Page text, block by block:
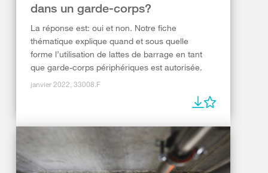
dans un garde-corps?
La réponse est: oui et non. Notre fiche
thématique explique quand et sous quelle
forme l’utilisation de lattes de barrage en tant
que garde-corps périphériques est autorisée.
janvier 2022, 33008.F